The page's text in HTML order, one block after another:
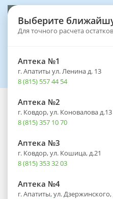
Выберите
Для точного расчета
Аптека №1
г. Апатиты ул. Ленина д. 13
8 (815) 557 44 54
Аптека №2
г. Ковдор, ул. Коновалова д.13
8 (815) 357 10 70
Аптека №3
г. Ковдор, ул. Кошица, д.21
8 (815) 353 32 03
Аптека №4
г. Апатиты, ул. Дзержинского,
Каталог Лекарственные
Моксарел таб. п/